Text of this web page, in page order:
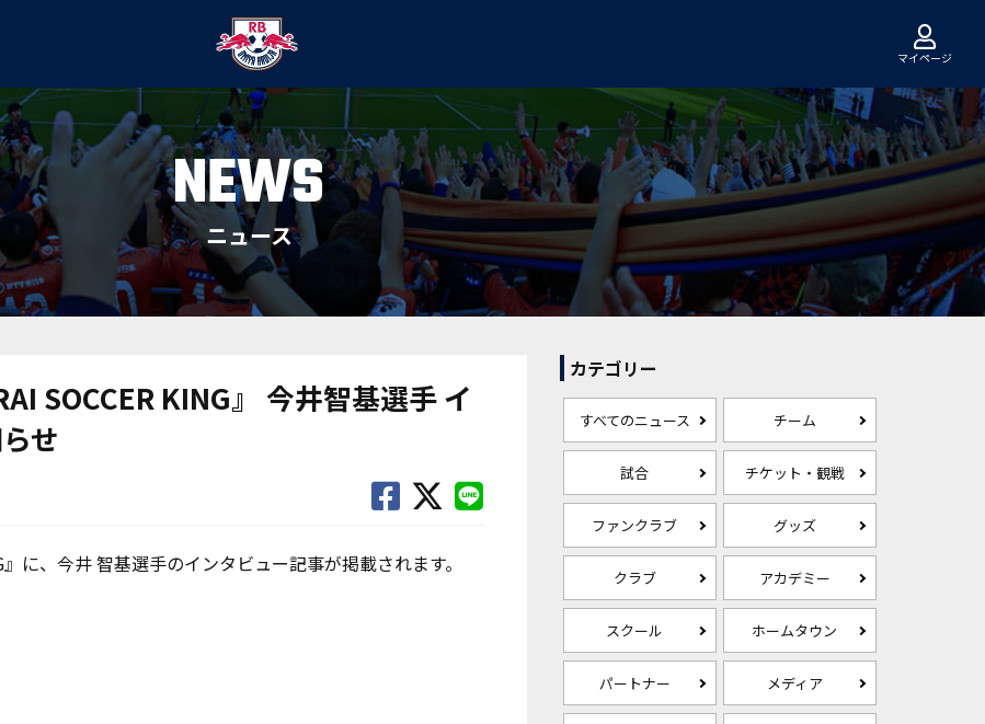
マイページ
NEWS
ニュース
SOCCER KING』 今井智基選手 イ
せ
に、今井 智基選手のインタビュー記事が掲載されます。
カテゴリー
すべてのニュース チーム
試合 チケット・観戦
ファンクラブ グッズ
クラブ アカデミー
スクール ホームタウン
パートナー メディア